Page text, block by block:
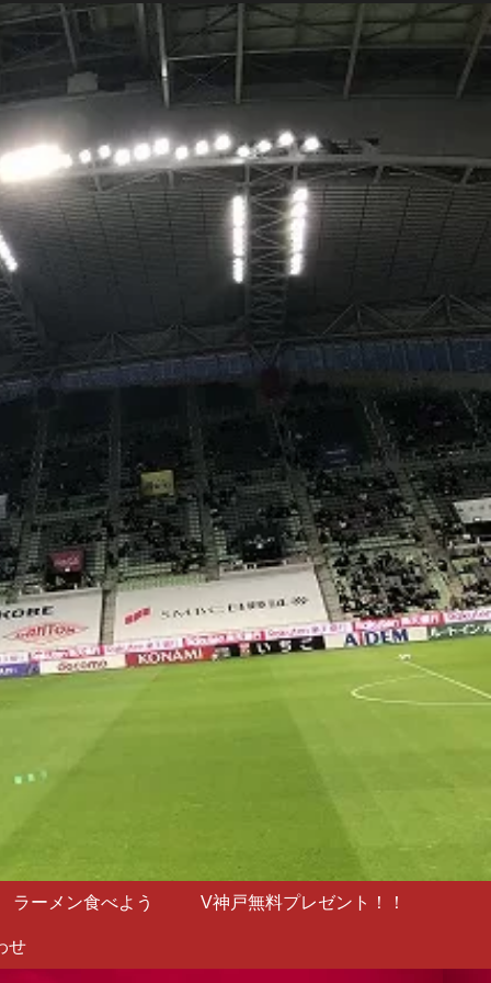
ラーメン食べよう V神戸無料プレゼント！！
せ